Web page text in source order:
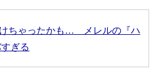
ちゃったかも… メレルの『ハ
ぎる